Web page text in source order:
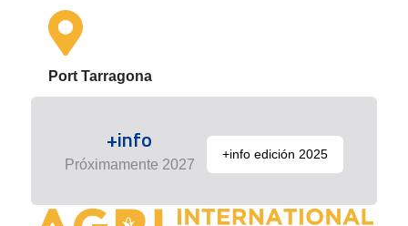
Port Tarragona
+info
Próximamente 2027
+info edición 2025